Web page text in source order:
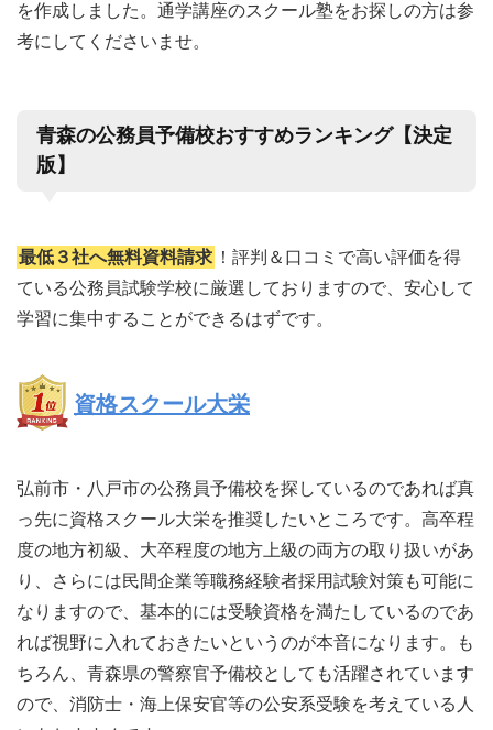
を作成しました。通学講座のスクール塾をお探しの方は参
考にしてくださいませ。
青森の公務員予備校おすすめランキング【決定
版】
最低３社へ無料資料請求 ！評判＆口コミで高い評価を得
ている公務員試験学校に厳選しておりますので、安心して
学習に集中することができるはずです。
資格スクール大栄
弘前市・八戸市の公務員予備校を探しているのであれば真
っ先に資格スクール大栄を推奨したいところです。高卒程
度の地方初級、大卒程度の地方上級の両方の取り扱いがあ
り、さらには民間企業等職務経験者採用試験対策も可能に
なりますので、基本的には受験資格を満たしているのであ
れば視野に入れておきたいというのが本音になります。も
ちろん、青森県の警察官予備校としても活躍されています
ので、消防士・海上保安官等の公安系受験を考えている人